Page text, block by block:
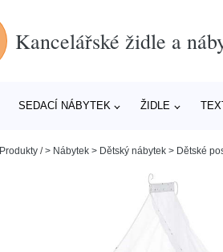
Kancelářské židle a
SEDACÍ NÁBYTEK ŽIDLE
Produkty /> Nábytek > Dětský nábytek > Dětské